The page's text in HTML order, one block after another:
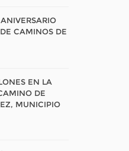
CAMINOS DE
EN LA
DE
MUNICIPIO